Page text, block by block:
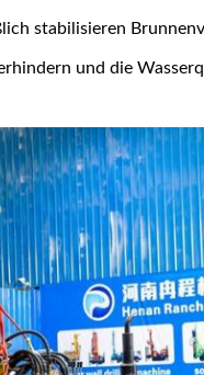
stabilisieren
und die